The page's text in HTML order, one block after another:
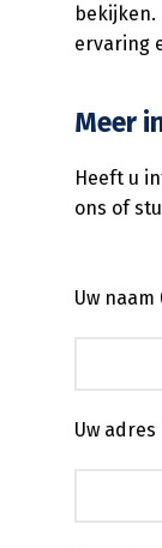
bekijken.
ervaring
Meer
Heeft u
ons of
Uw
Uw adres